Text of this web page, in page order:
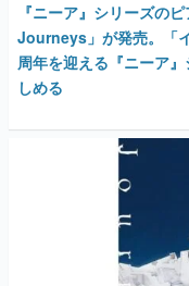
『ニーア』シリーズの
Journeys」が発売。「
周年を迎える『ニーア
しめる